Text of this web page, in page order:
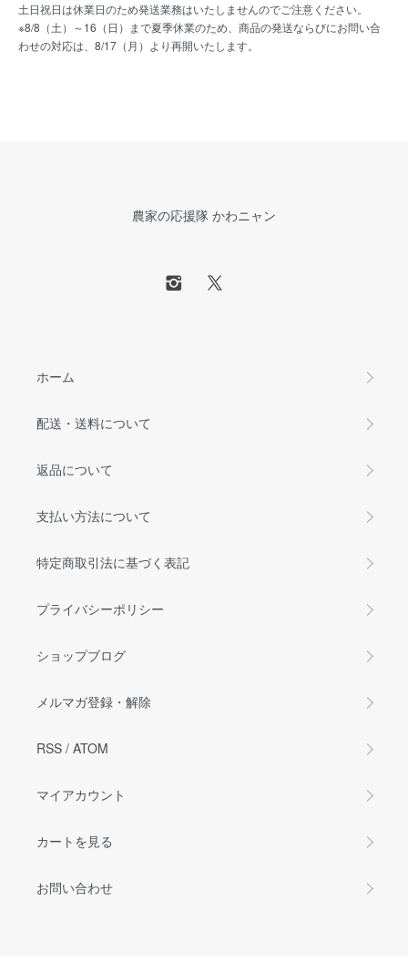
土日祝日は休業日のため発送業務はいたしませんのでご注意ください。
※8/8（土）～16（日）まで夏季休業のため、商品の発送ならびにお問い合
わせの対応は、8/17（月）より再開いたします。
農家の応援隊 かわニャン
ホーム
配送・送料について
返品について
支払い方法について
特定商取引法に基づく表記
プライバシーポリシー
ショップブログ
メルマガ登録・解除
RSS / ATOM
マイアカウント
カートを見る
お問い合わせ